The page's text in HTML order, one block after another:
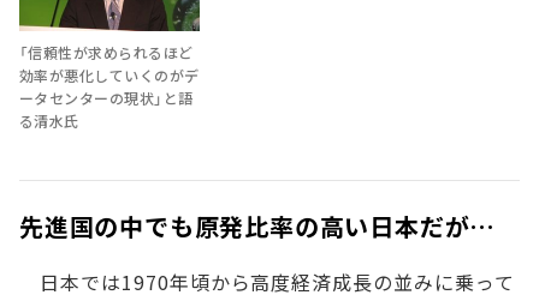
「信頼性が求められるほど
効率が悪化していくのがデ
ータセンターの現状」と語
る清水氏
先進国の中でも原発比率の高い日本だが…
日本では1970年頃から高度経済成長の並みに乗って